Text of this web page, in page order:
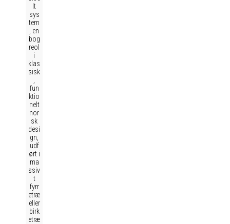
lt
sys
tem
, en
bog
reol
i
klas
sisk
fun
ktio
nelt
nor
sk
desi
gn,
udf
ørt i
ma
ssiv
t
fyrr
etræ
eller
birk
etræ